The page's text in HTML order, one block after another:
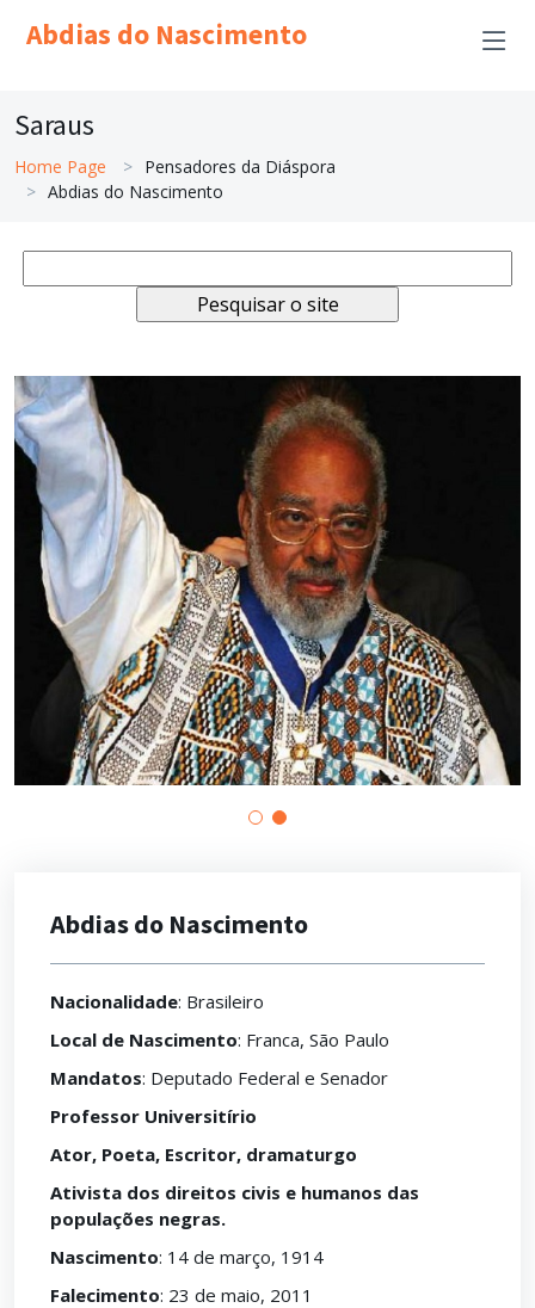
Abdias do Nascimento
Saraus
Home Page
Pensadores da Diáspora
Abdias do Nascimento
Abdias do Nascimento
Nacionalidade: Brasileiro
Local de Nascimento: Franca, São Paulo
Mandatos: Deputado Federal e Senador
Professor Universitírio
Ator, Poeta, Escritor, dramaturgo
Ativista dos direitos civis e humanos das
populações negras.
Nascimento: 14 de março, 1914
Falecimento: 23 de maio, 2011